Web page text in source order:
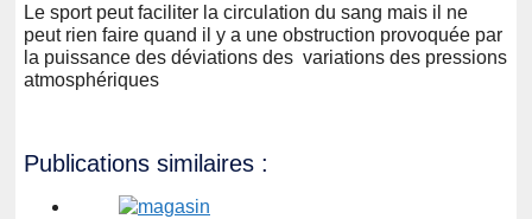
Le sport peut faciliter la circulation du sang mais il ne
peut rien faire quand il y a une obstruction provoquée par
la puissance des déviations des variations des pressions
atmosphériques
Publications similaires :